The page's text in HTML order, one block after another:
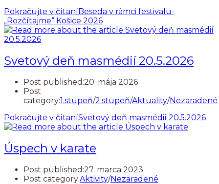
Pokračujte v čítaníBeseda v rámci festivalu-
„Rozčítajme“ Košice 2026
Svetový deň masmédií 20.5.2026
Post published:20. mája 2026
Post
category:1.stupeň/2.stupeň/Aktuality/Nezaradené
Pokračujte v čítaníSvetový deň masmédií 20.5.2026
Úspech v karate
Post published:27. marca 2023
Post category:Aktivity/Nezaradené